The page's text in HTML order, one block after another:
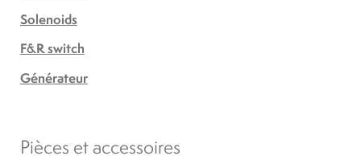
Solenoids
F&R switch
Générateur
Pièces et accessoires